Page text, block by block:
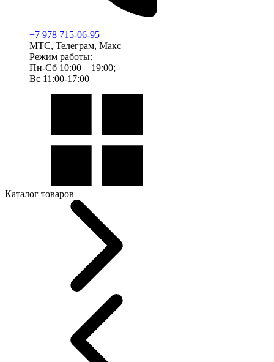
+7 978 715-06-95
МТС, Телеграм, Макс
Режим работы:
Пн-Сб 10:00—19:00;
Вс 11:00-17:00
Каталог товаров